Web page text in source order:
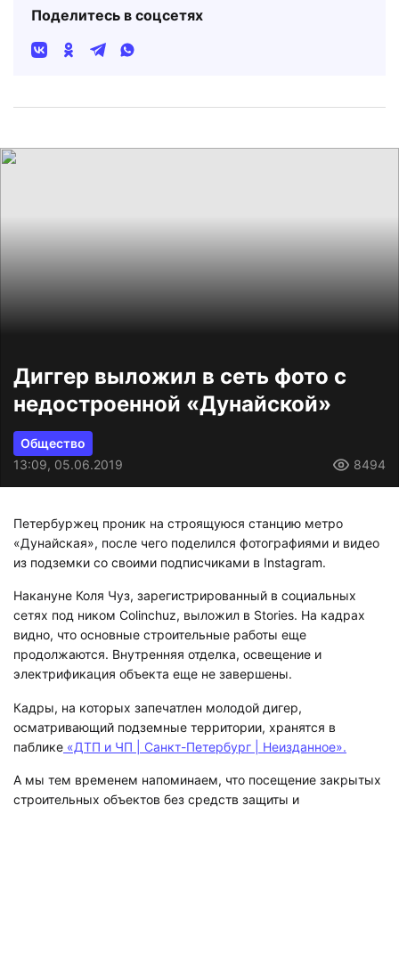
Поделитесь в соцсетях
Диггер выложил в сеть фото с
недостроенной «Дунайской»
Общество
13:09, 05.06.2019
8494
Петербуржец проник на строящуюся станцию метро
«Дунайская», после чего поделился фотографиями и видео
из подземки со своими подписчиками в Instagram.
Накануне Коля Чуз, зарегистрированный в социальных
сетях под ником Colinchuz, выложил в Stories. На кадрах
видно, что основные строительные работы еще
продолжаются. Внутренняя отделка, освещение и
электрификация объекта еще не завершены.
Кадры, на которых запечатлен молодой дигер,
осматривающий подземные территории, хранятся в
паблике «ДТП и ЧП | Санкт-Петербург | Неизданное».
А мы тем временем напоминаем, что посещение закрытых
строительных объектов без средств защиты и